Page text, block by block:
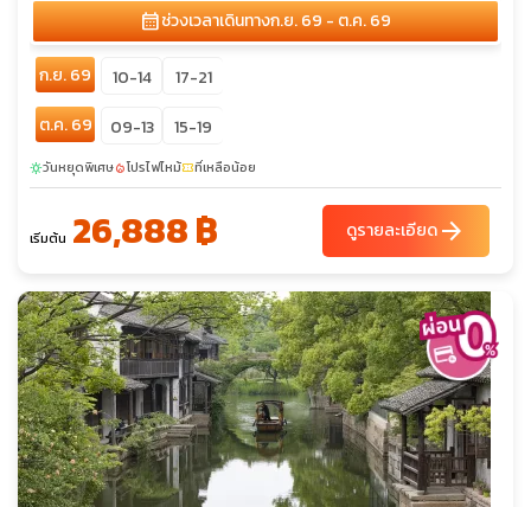
calendar_monthช่วงเวลาเดินทางก.ย. 69 - ต.ค. 69
ก.ย. 69 10-14
17-21
ต.ค. 69
09-13 15-19
sunnyวันหยุดพิเศษlocal_fire_departmentโปรไฟไหม้confirmation_numberที่เหลือน้อย
เริ่มต้น 26,888 ฿ ดูรายละเอียดarrow_forward